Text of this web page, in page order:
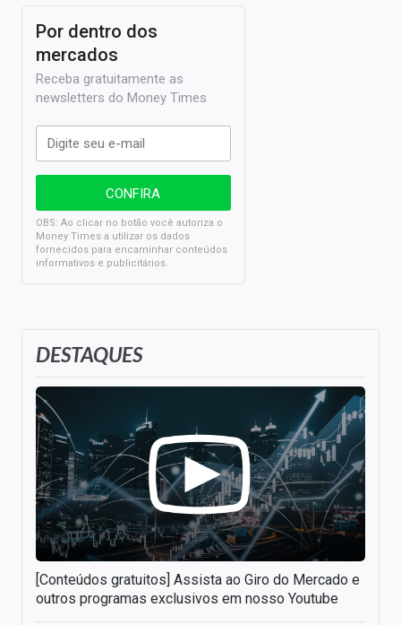
DESTAQUES
[Conteúdos gratuitos] Assista ao Giro do Mercado e
outros programas exclusivos em nosso Youtube
Por dentro dos
mercados
Receba gratuitamente as
newsletters do Money Times
OBS: Ao clicar no botão você autoriza o
Money Times a utilizar os dados
fornecidos para encaminhar conteúdos
informativos e publicitários.